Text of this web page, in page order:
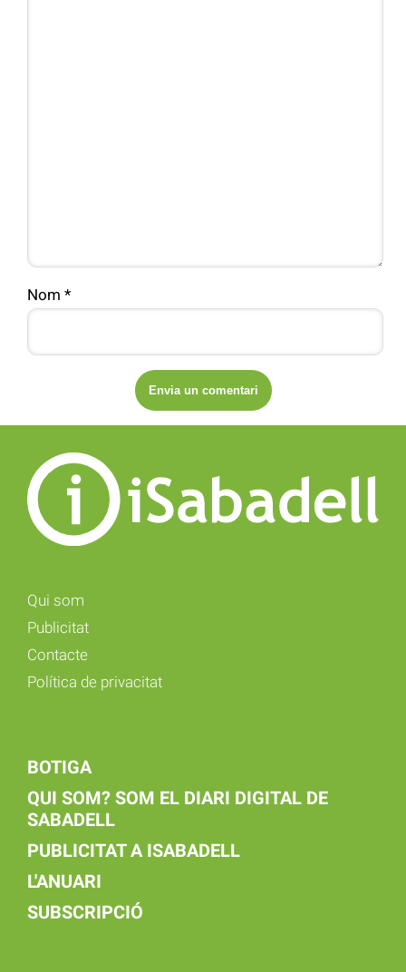
Nom *
Qui som
Publicitat
Contacte
Política de privacitat
BOTIGA
QUI SOM? SOM EL DIARI DIGITAL DE
SABADELL
PUBLICITAT A ISABADELL
L'ANUARI
SUBSCRIPCIÓ